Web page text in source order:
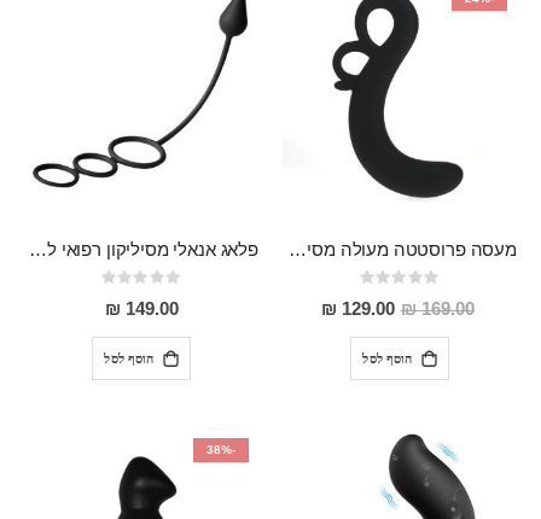
מעסה פרוסטטה מעולה מסיליקון רפואי קל ונוח לשימוש Psalm
Rating:
0%
169.00 ₪
מחיר
מבצע
129.00 ₪
הוסף לסל
פלאג אנאלי מסיליקון רפואי לגברים עם שלוש טבעות לחיזוק הזקפה והשהיה Kondo
Rating:
0%
149.00 ₪
הוסף לסל
-38%